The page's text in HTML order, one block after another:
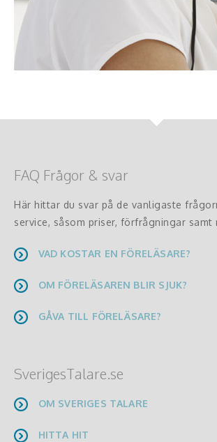
FAQ Frågor & svar
Här hittar du svar på de vanligaste
service, såsom priser, förfrågningar samt
VAD KOSTAR EN FÖRELÄSARE?
OM FÖRELÄSAREN BLIR SJUK?
GÅVA TILL FÖRELÄSARE?
SverigesTalare.se
OM SVERIGES TALARE
HITTA HIT